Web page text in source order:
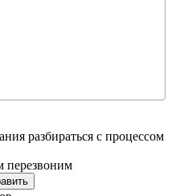
разбираться с процессом
перезвоним